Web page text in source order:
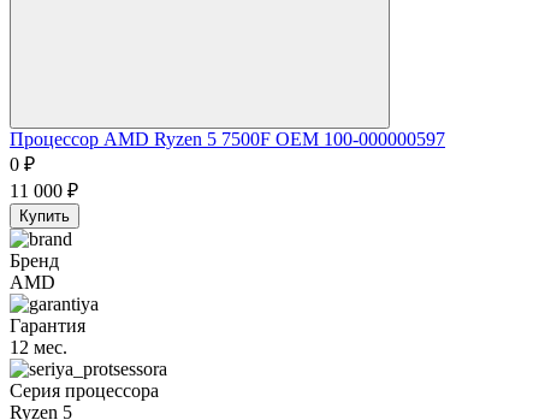
Процессор AMD Ryzen 5 7500F OEM 100-000000597
0 ₽
11 000 ₽
Купить
Бренд
AMD
Гарантия
12 мес.
Серия процессора
Ryzen 5